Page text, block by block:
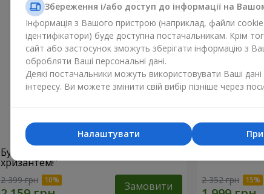
Букет"15 різнокольорових
хризантем!"
2 399 грн Замовити 2 352 грн
Збереження і/або доступ до інформації на
Інформація з Вашого пристрою (наприклад, файли cookie
ідентифікатори) буде доступна постачальникам. Крім
сайт або застосунок зможуть зберігати інформацію з
обробляти Ваші персональні дані.
Деякі постачальники можуть використовувати Ваші дані
інтересу. Ви можете змінити свій вибір пізніше через
Налаштувати